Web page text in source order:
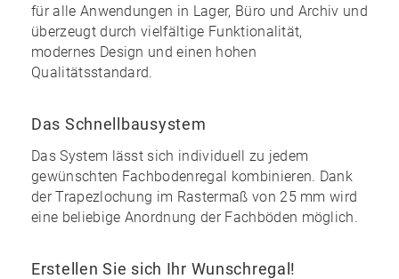
für alle Anwendungen in Lager, Büro und Archiv und
überzeugt durch vielfältige Funktionalität,
modernes Design und einen hohen
Qualitätsstandard.
Das Schnellbausystem
Das System lässt sich individuell zu jedem
gewünschten Fachbodenregal kombinieren. Dank
der Trapezlochung im Rastermaß von 25 mm wird
eine beliebige Anordnung der Fachböden möglich.
Erstellen Sie sich Ihr Wunschregal!